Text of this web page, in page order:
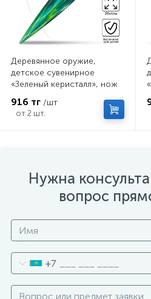
Деревянное оружие,
детское сувенирное
«Зеленый керисталл», нож
916 тг /шт
от 2 шт.
Нужна
вопрос
+7